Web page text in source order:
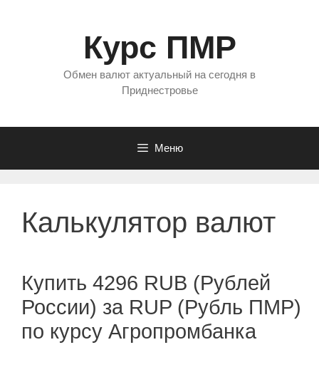
Курс ПМР
Обмен валют актуальный на сегодня в
Приднестровье
Меню
Калькулятор валют
Купить 4296 RUB (Рублей
России) за RUP (Рубль ПМР)
по курсу Агропромбанка